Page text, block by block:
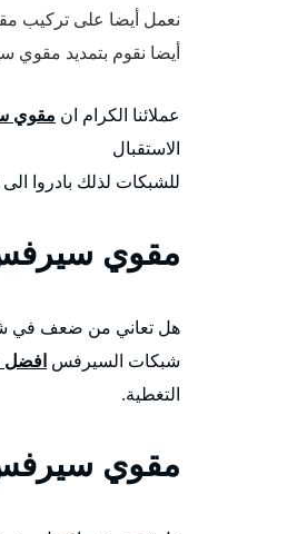
نعمل أيضا على تركيب
أيضا نقوم بتمديد مقوي
عملائنا الكرام ان مقوي
الاستقبال
للشبكات لذلك بادروا
مقوي
هل تعاني من ضعف في
شبكات السيرفس
التغطية.
مقوي